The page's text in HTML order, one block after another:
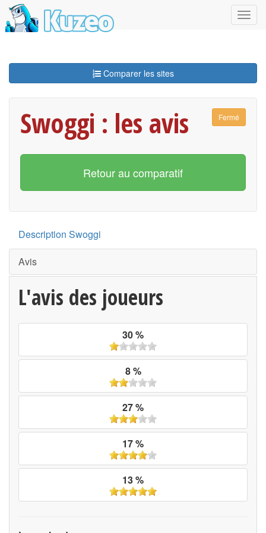
Comparer les sites
Swoggi : les avis Fermé
Retour au comparatif
Description Swoggi
Avis
L'avis des joueurs
30 %
8 %
27 %
17 %
13 %